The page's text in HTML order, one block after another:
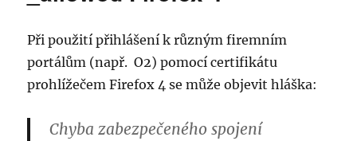
Při použití přihlášení k různým firemním
portálům (např. O2) pomocí certifikátu
prohlížečem Firefox 4 se může objevit hláška:
Chyba zabezpečeného spojení